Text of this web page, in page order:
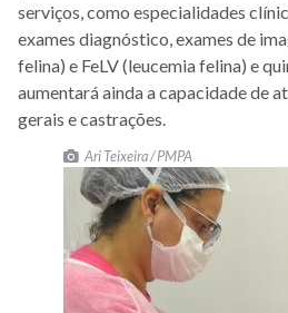
serviços, como especialidades
exames diagnóstico, exames de
felina) e FeLV (leucemia felina) e
aumentará ainda a capacidade de
gerais e castrações.
Ari Teixeira / PMPA